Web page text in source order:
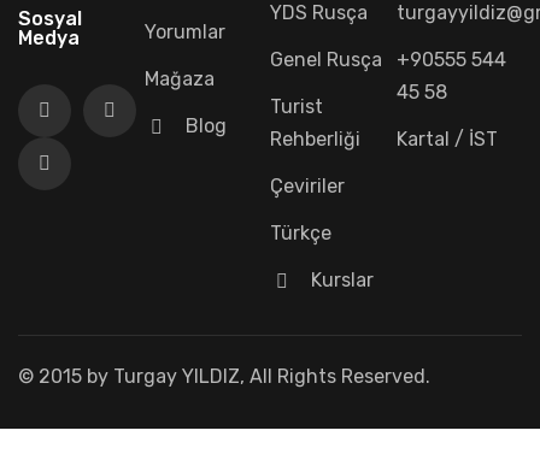
Sosyal
Medya
Yorumlar
Mağaza
Blog
YDS Rusça
Genel Rusça
Turist
Rehberliği
Çeviriler
Türkçe
Kurslar
+90555 544
45 58
Kartal / İST
© 2015 by Turgay YILDIZ, All Rights Reserved.